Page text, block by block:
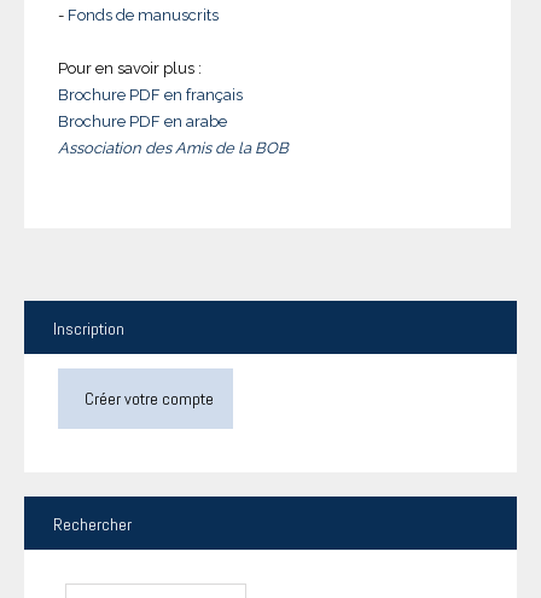
- Fonds de manuscrits
Pour en savoir plus :
Brochure PDF en français
Brochure PDF en arabe
Association des Amis de la BOB
Inscription
Créer votre compte
Rechercher